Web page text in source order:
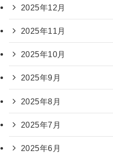
2025年12月
2025年11月
2025年10月
2025年9月
2025年8月
2025年7月
2025年6月